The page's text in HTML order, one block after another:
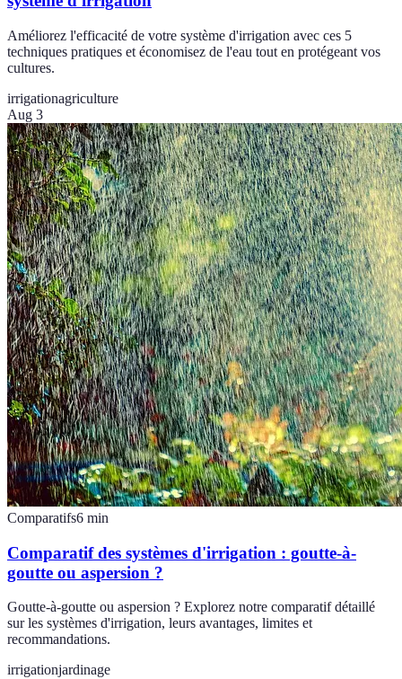
Améliorez l'efficacité de votre système d'irrigation avec ces 5
techniques pratiques et économisez de l'eau tout en protégeant vos
cultures.
irrigationagriculture
Aug 3
Comparatifs6 min
Comparatif des systèmes d'irrigation : goutte-à-
goutte ou aspersion ?
Goutte-à-goutte ou aspersion ? Explorez notre comparatif détaillé
sur les systèmes d'irrigation, leurs avantages, limites et
recommandations.
irrigationjardinage